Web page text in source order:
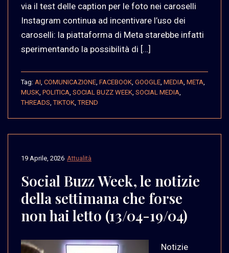
via il test delle caption per le foto nei caroselli
Instagram continua ad incentivare l’uso dei
caroselli: la piattaforma di Meta starebbe infatti
sperimentando la possibilità di […]
Tag: AI COMUNICAZIONE FACEBOOK GOOGLE MEDIA META
MUSK POLITICA SOCIAL BUZZ WEEK SOCIAL MEDIA
THREADS ,TIKTOK ,TREND
Attualità
19 Aprile, 2026
Social Buzz Week, le notizie
della settimana che forse
non hai letto (13/04-19/04)
Notizie